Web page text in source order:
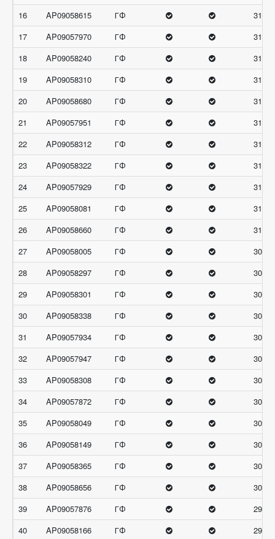
16
AP09058615 ГФ
31.67
17
AP09057970 ГФ
31.66
18
AP09058240 ГФ
31.66
19
AP09058310 ГФ
31.66
20
AP09058680 ГФ
31.66
21
AP09057951 ГФ
31.33
22
AP09058312 ГФ
31.33
23
AP09058322 ГФ
31.33
24
AP09057929 ГФ
31
25
AP09058081 ГФ
31
26
AP09058660 ГФ
31
27
AP09058005 ГФ
30.66
28
AP09058297 ГФ
30.66
29
AP09058301 ГФ
30.66
30
AP09058338 ГФ
30.66
31
AP09057934 ГФ
30.33
32
AP09057947 ГФ
30.33
33
AP09058308 ГФ
30.33
34
AP09057872 ГФ
30
35
AP09058049 ГФ
30
36
AP09058149 ГФ
30
37
AP09058365 ГФ
30
38
AP09058656 ГФ
30
39
AP09057876 ГФ
29.67
40
AP09058166 ГФ 29.67